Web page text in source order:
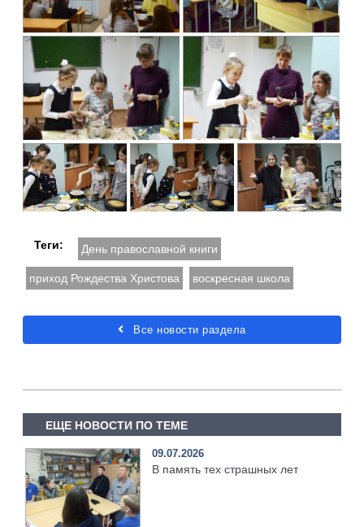
Теги: День православной книги
приход Рождества Христова воскресная школа
Все новости раздела
ЕЩЕ НОВОСТИ ПО ТЕМЕ
09.07.2026
В память тех страшных лет